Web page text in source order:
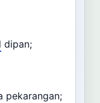
dipan;
pekarangan;